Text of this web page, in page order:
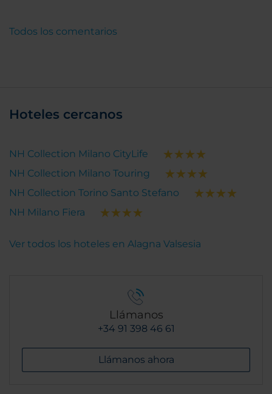
Todos los comentarios
Hoteles cercanos
NH Collection Milano CityLife
NH Collection Milano Touring
NH Collection Torino Santo Stefano
NH Milano Fiera
Ver todos los hoteles en Alagna Valsesia
Llámanos
+34 91 398 46 61
Llámanos ahora